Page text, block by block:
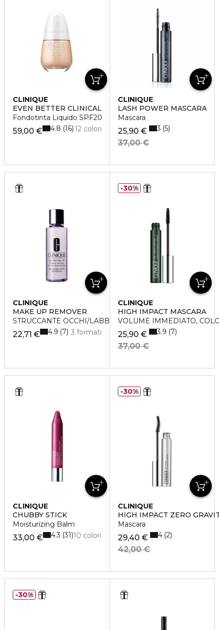
CLINIQUE
EVEN BETTER CLINICAL
Fondotinta Liquido SPF20
59,00 € 12 colori
4.8 16
CLINIQUE
LASH POWER MASCARA
Mascara
25,90 €
37,00 €
3 5
CLINIQUE
MAKE UP REMOVER
STRUCCANTE OCCHI/LABBRA TAKE THE DAY OFF
22,71 € 3 formati
4.9 7
CLINIQUE
HIGH IMPACT MASCARA
VOLUME IMMEDIATO,
25,90 €
37,00 €
3.9 7
30%
CLINIQUE
CHUBBY STICK
Moisturizing Balm
33,00 € 10 colori
4.3 31
CLINIQUE
HIGH IMPACT ZERO
Mascara
29,40 €
42,00 €
4 2
30%
30%